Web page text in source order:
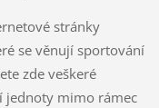
stránky
se věnují sportování
zde veškeré
jednoty mimo rámec